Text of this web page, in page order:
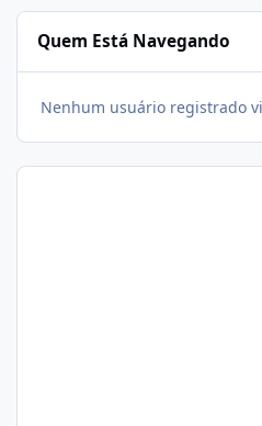
Quem Está Navegando
Nenhum usuário registrado